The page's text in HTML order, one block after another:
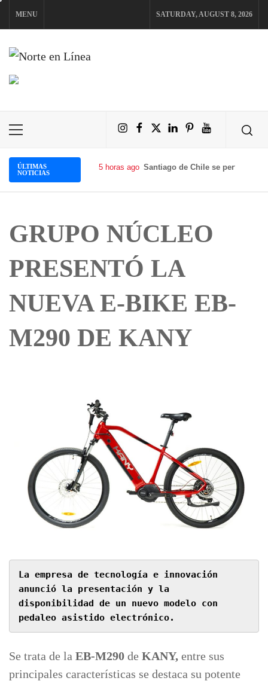
Skip
to
content
MENU SATURDAY, AUGUST 8, 2026
NORTE EN LÍNEA
Primary
InstagramFacebook
X LinkedInPinterestYouTube
ÚLTIMAS
NOTICIAS
5 horas ago Santiago de Chile se perfila
GRUPO NÚCLEO
PRESENTÓ LA
NUEVA E-BIKE EB-
M290 DE KANY
La empresa de tecnología e innovación
anunció la presentación y la
disponibilidad de un nuevo modelo con
pedaleo asistido electrónico.
Se trata de la EB-M290 de KANY, entre sus
principales características se destaca su potente